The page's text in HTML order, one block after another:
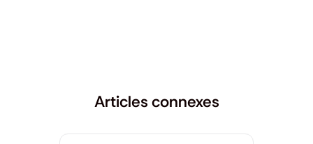
Articles connexes